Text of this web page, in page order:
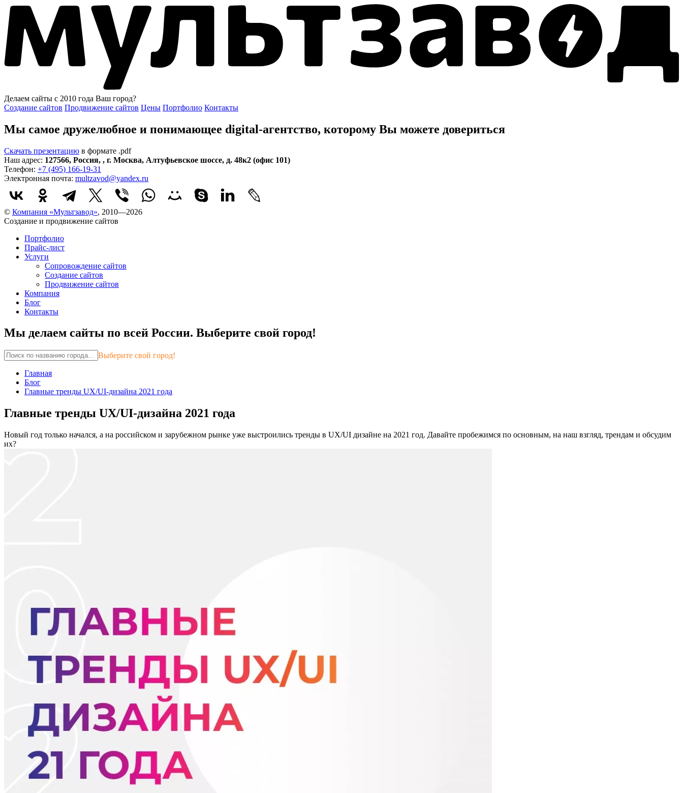
Делаем сайты с 2010 года Ваш город?
Создание сайтов Продвижение сайтов Цены Портфолио Контакты
Мы самое дружелюбное и понимающее digital-агентство, которому Вы можете довериться
Скачать презентацию в формате .pdf
Наш адрес: 127566, Россия, , г. Москва, Алтуфьевское шоссе, д. 48к2 (офис 101)
Телефон: +7 (495) 166-19-31
Электронная почта: multzavod@yandex.ru
© Компания «Мультзавод», 2010—2026
Создание и продвижение сайтов
Портфолио
Прайс-лист
Услуги
Сопровождение сайтов
Создание сайтов
Продвижение сайтов
Компания
Блог
Контакты
Мы делаем сайты по всей России. Выберите свой город!
Выберите свой город!
Главная
Блог
Главные тренды UX/UI-дизайна 2021 года
Главные тренды UX/UI-дизайна 2021 года
Новый год только начался, а на российском и зарубежном рынке уже выстроились тренды в UX/UI дизайне на 2021 год. Давайте пробежимся по основным, на наш взгляд, трендам и обсудим
их?